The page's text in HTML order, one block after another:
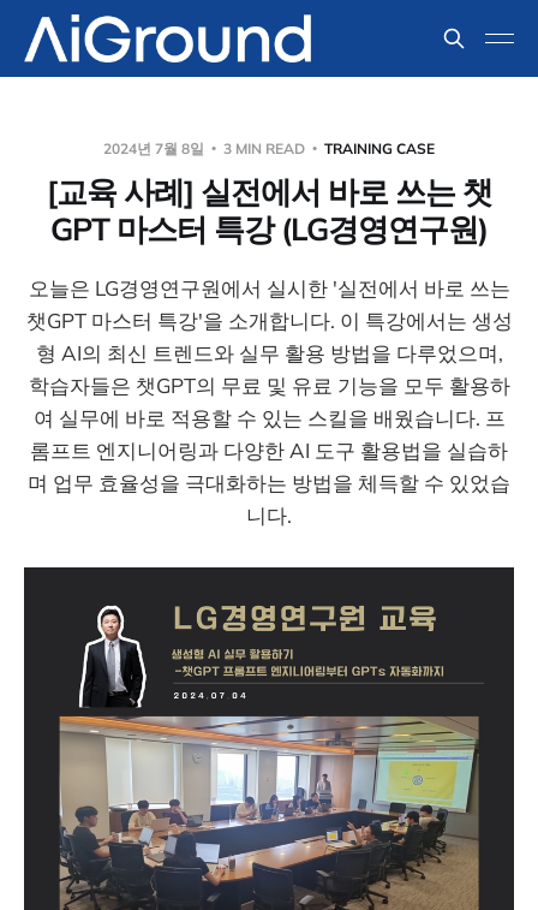
2024년 7월 8일 3 MIN READ TRAINING CASE
[교육 사례] 실전에서 바로 쓰는 챗
GPT 마스터 특강 (LG경영연구원)
오늘은 LG경영연구원에서 실시한 '실전에서 바로 쓰는
챗GPT 마스터 특강'을 소개합니다. 이 특강에서는 생성
형 AI의 최신 트렌드와 실무 활용 방법을 다루었으며,
학습자들은 챗GPT의 무료 및 유료 기능을 모두 활용하
여 실무에 바로 적용할 수 있는 스킬을 배웠습니다. 프
롬프트 엔지니어링과 다양한 AI 도구 활용법을 실습하
며 업무 효율성을 극대화하는 방법을 체득할 수 있었습
니다.